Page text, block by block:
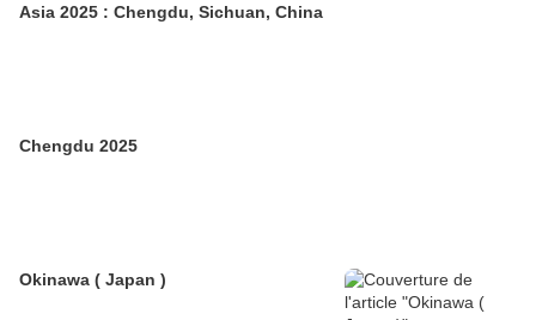
Asia 2025 : Chengdu, Sichuan, China
Chengdu 2025
Okinawa ( Japan )